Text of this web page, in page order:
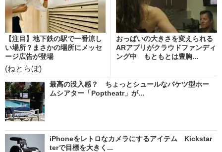
【注目】地下鉄の駅で一番涼し
い場所？まさかの場所にメッセ
ージ広告が登場
(ねとらぼ)
おっぱいの大きさを変えられる
ARアプリがクラウドファンディ
ング中 もともとは豊胸...
最高の没入感？ ちょっとシュールなバケツ型ホー
ムシアター「Poptheatr」が...
iPhoneをレトロなカメラにするアイテム Kickstar
terで目標を大きく...